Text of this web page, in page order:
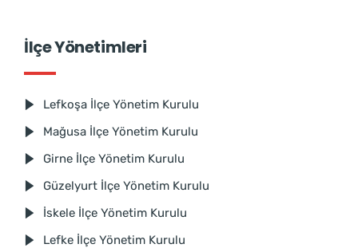
İlçe Yönetimleri
Lefkoşa İlçe Yönetim Kurulu
Mağusa İlçe Yönetim Kurulu
Girne İlçe Yönetim Kurulu
Güzelyurt İlçe Yönetim Kurulu
İskele İlçe Yönetim Kurulu
Lefke İlçe Yönetim Kurulu